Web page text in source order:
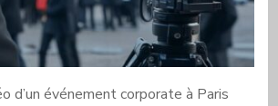
d’un événement corporate à Paris